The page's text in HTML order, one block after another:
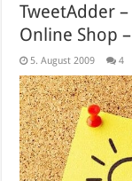
TweetAdder
Online Shop
5. August 2009 4